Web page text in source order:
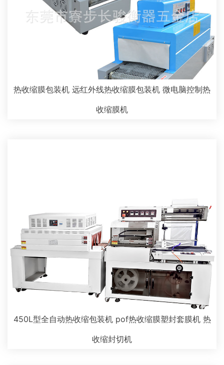
热收缩膜包装机 远红外线热收缩膜包装机 微电脑控制热
收缩膜机
450L型全自动热收缩包装机 pof热收缩膜塑封套膜机 热
收缩封切机